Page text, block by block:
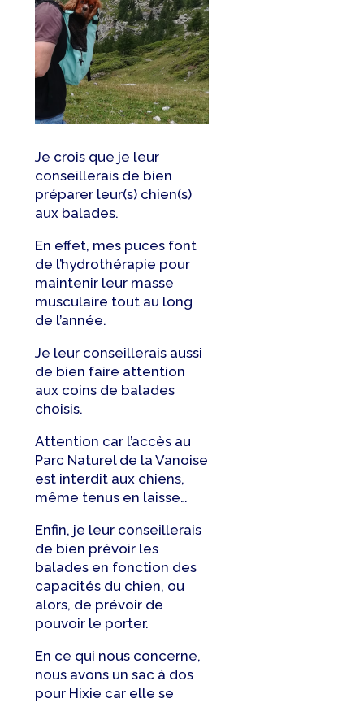
Je crois que je leur
conseillerais de bien
préparer leur(s) chien(s)
aux balades.
En effet, mes puces font
de l’hydrothérapie pour
maintenir leur masse
musculaire tout au long
de l’année.
Je leur conseillerais aussi
de bien faire attention
aux coins de balades
choisis.
Attention car l’accès au
Parc Naturel de la Vanoise
est interdit aux chiens,
même tenus en laisse…
Enfin, je leur conseillerais
de bien prévoir les
balades en fonction des
capacités du chien, ou
alors, de prévoir de
pouvoir le porter.
En ce qui nous concerne,
nous avons un sac à dos
pour Hixie car elle se